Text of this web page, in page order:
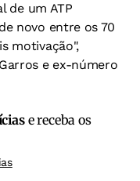
de um ATP
novo entre os 70
motivação",
e ex-número
e receba os